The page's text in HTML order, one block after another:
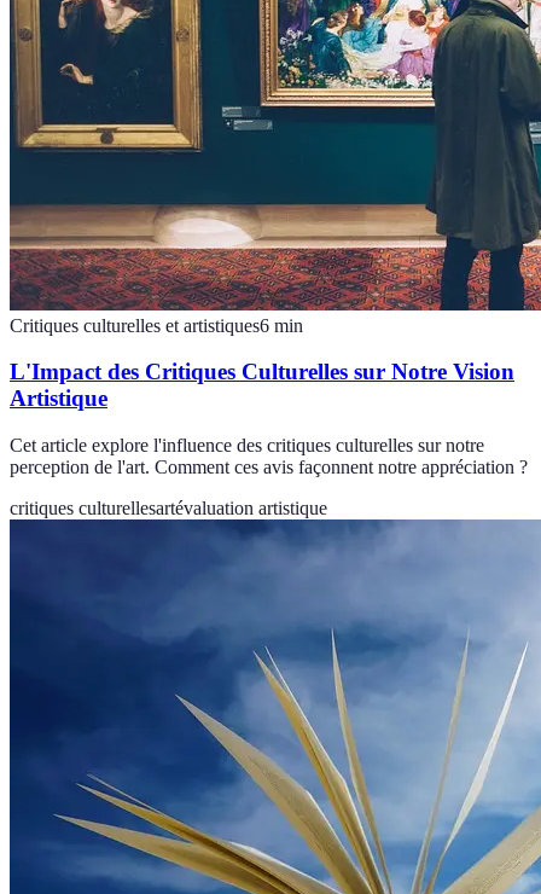
Critiques culturelles et artistiques6 min
L'Impact des Critiques Culturelles sur Notre Vision
Artistique
Cet article explore l'influence des critiques culturelles sur notre
perception de l'art. Comment ces avis façonnent notre appréciation ?
critiques culturellesartévaluation artistique